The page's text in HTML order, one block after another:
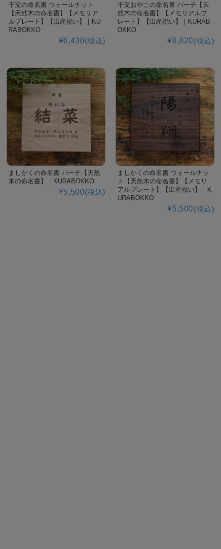
干支の命名書 ウォールナット
【天然木の命名書】【メモリア
ルプレート】【出産祝い】｜KU
RABOKKO
¥6,430(税込)
干支おやこの命名書 バーチ【天
然木の命名書】【メモリアルプ
レート】【出産祝い】｜KURAB
OKKO
¥6,820(税込)
ましかくの命名書 バーチ【天然
木の命名書】｜KURABOKKO
¥5,500(税込)
ましかくの命名書 ウォールナッ
ト【天然木の命名書】【メモリ
アルプレート】【出産祝い】｜K
URABOKKO
¥5,500(税込)